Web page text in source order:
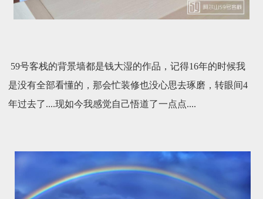
59号客栈的背景墙都是钱大湿的作品，记得16年的时候我
是没有全部看懂的，那会忙装修也没心思去琢磨，转眼间4
年过去了....现如今我感觉自己悟道了一点点....